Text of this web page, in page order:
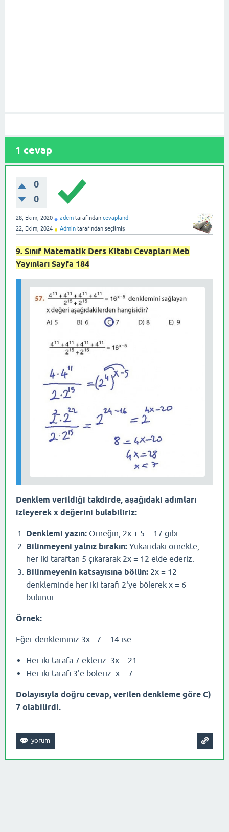
1 cevap
0
0
28, Ekim, 2020 ♦ adem tarafından cevaplandı
22, Ekim, 2024 ♦ Admin tarafından seçilmiş
9. Sınıf Matematik Ders Kitabı Cevapları Meb
Yayınları Sayfa 184
Denklem verildiği takdirde, aşağıdaki adımları
izleyerek x değerini bulabiliriz:
Denklemi yazın: Örneğin, 2x + 5 = 17 gibi.
Bilinmeyeni yalnız bırakın: Yukarıdaki örnekte,
her iki taraftan 5 çıkararak 2x = 12 elde ederiz.
Bilinmeyenin katsayısına bölün: 2x = 12
denkleminde her iki tarafı 2'ye bölerek x = 6
bulunur.
Örnek:
Eğer denkleminiz 3x - 7 = 14 ise:
Her iki tarafa 7 ekleriz: 3x = 21
Her iki tarafı 3'e böleriz: x = 7
Dolayısıyla doğru cevap, verilen denkleme göre C)
7 olabilirdi.